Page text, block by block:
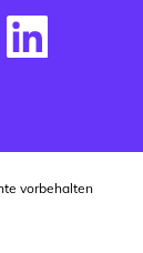
vorbehalten